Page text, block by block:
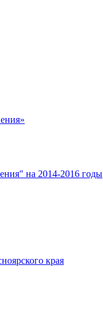
на 2014-2016 годы
края